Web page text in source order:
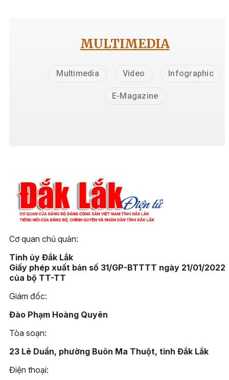
MULTIMEDIA
Multimedia Video Infographic
E-Magazine
Cơ quan chủ quản:
Tỉnh ủy Đắk Lắk
Giấy phép xuất bản số 31/GP-BTTTT ngày 21/01/2022
của bộ TT-TT
Giám đốc:
Đào Phạm Hoàng Quyên
Tòa soạn:
23 Lê Duẩn, phường Buôn Ma Thuột, tỉnh Đắk Lắk
Điện thoại: